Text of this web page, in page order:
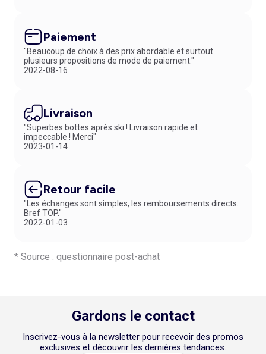
Paiement
"Beaucoup de choix à des prix abordable et surtout
plusieurs propositions de mode de paiement."
2022-08-16
Livraison
"Superbes bottes après ski ! Livraison rapide et
impeccable ! Merci"
2023-01-14
Retour facile
"Les échanges sont simples, les remboursements directs.
Bref TOP."
2022-01-03
* Source : questionnaire post-achat
Gardons le contact
Inscrivez-vous à la newsletter pour recevoir des promos
exclusives et découvrir les dernières tendances.